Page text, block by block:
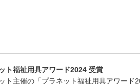
ト福祉用具アワード2024 受賞
ト主催の「プラネット福祉用具アワード